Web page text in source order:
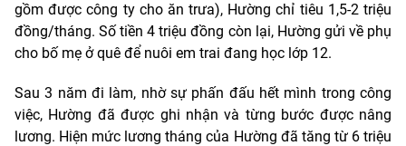
gồm được công ty cho ăn trưa), Hường chỉ tiêu 1,5-2 triệu
đồng/tháng. Số tiền 4 triệu đồng còn lại, Hường gửi về phụ
cho bố mẹ ở quê để nuôi em trai đang học lớp 12.
Sau 3 năm đi làm, nhờ sự phấn đấu hết mình trong công
việc, Hường đã được ghi nhận và từng bước được nâng
lương. Hiện mức lương tháng của Hường đã tăng từ 6 triệu